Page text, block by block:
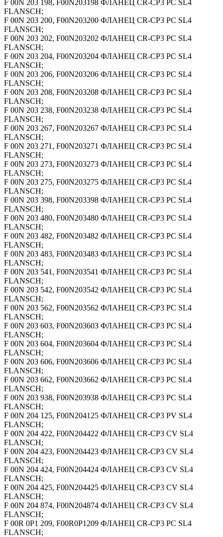
F 00N 203 198, F00N203198 ФЛАНЕЦ CR-CP3 PC SL4
FLANSCH;
F 00N 203 200, F00N203200 ФЛАНЕЦ CR-CP3 PC SL4
FLANSCH;
F 00N 203 202, F00N203202 ФЛАНЕЦ CR-CP3 PC SL4
FLANSCH;
F 00N 203 204, F00N203204 ФЛАНЕЦ CR-CP3 PC SL4
FLANSCH;
F 00N 203 206, F00N203206 ФЛАНЕЦ CR-CP3 PC SL4
FLANSCH;
F 00N 203 208, F00N203208 ФЛАНЕЦ CR-CP3 PC SL4
FLANSCH;
F 00N 203 238, F00N203238 ФЛАНЕЦ CR-CP3 PC SL4
FLANSCH;
F 00N 203 267, F00N203267 ФЛАНЕЦ CR-CP3 PC SL4
FLANSCH;
F 00N 203 271, F00N203271 ФЛАНЕЦ CR-CP3 PC SL4
FLANSCH;
F 00N 203 273, F00N203273 ФЛАНЕЦ CR-CP3 PC SL4
FLANSCH;
F 00N 203 275, F00N203275 ФЛАНЕЦ CR-CP3 PC SL4
FLANSCH;
F 00N 203 398, F00N203398 ФЛАНЕЦ CR-CP3 PC SL4
FLANSCH;
F 00N 203 480, F00N203480 ФЛАНЕЦ CR-CP3 PC SL4
FLANSCH;
F 00N 203 482, F00N203482 ФЛАНЕЦ CR-CP3 PC SL4
FLANSCH;
F 00N 203 483, F00N203483 ФЛАНЕЦ CR-CP3 PC SL4
FLANSCH;
F 00N 203 541, F00N203541 ФЛАНЕЦ CR-CP3 PC SL4
FLANSCH;
F 00N 203 542, F00N203542 ФЛАНЕЦ CR-CP3 PC SL4
FLANSCH;
F 00N 203 562, F00N203562 ФЛАНЕЦ CR-CP3 PC SL4
FLANSCH;
F 00N 203 603, F00N203603 ФЛАНЕЦ CR-CP3 PC SL4
FLANSCH;
F 00N 203 604, F00N203604 ФЛАНЕЦ CR-CP3 PC SL4
FLANSCH;
F 00N 203 606, F00N203606 ФЛАНЕЦ CR-CP3 PC SL4
FLANSCH;
F 00N 203 662, F00N203662 ФЛАНЕЦ CR-CP3 PC SL4
FLANSCH;
F 00N 203 938, F00N203938 ФЛАНЕЦ CR-CP3 PC SL4
FLANSCH;
F 00N 204 125, F00N204125 ФЛАНЕЦ CR-CP3 PV SL4
FLANSCH;
F 00N 204 422, F00N204422 ФЛАНЕЦ CR-CP3 CV SL4
FLANSCH;
F 00N 204 423, F00N204423 ФЛАНЕЦ CR-CP3 CV SL4
FLANSCH;
F 00N 204 424, F00N204424 ФЛАНЕЦ CR-CP3 CV SL4
FLANSCH;
F 00N 204 425, F00N204425 ФЛАНЕЦ CR-CP3 CV SL4
FLANSCH;
F 00N 204 874, F00N204874 ФЛАНЕЦ CR-CP3 CV SL4
FLANSCH;
F 00R 0P1 209, F00R0P1209 ФЛАНЕЦ CR-CP3 PC SL4
FLANSCH;